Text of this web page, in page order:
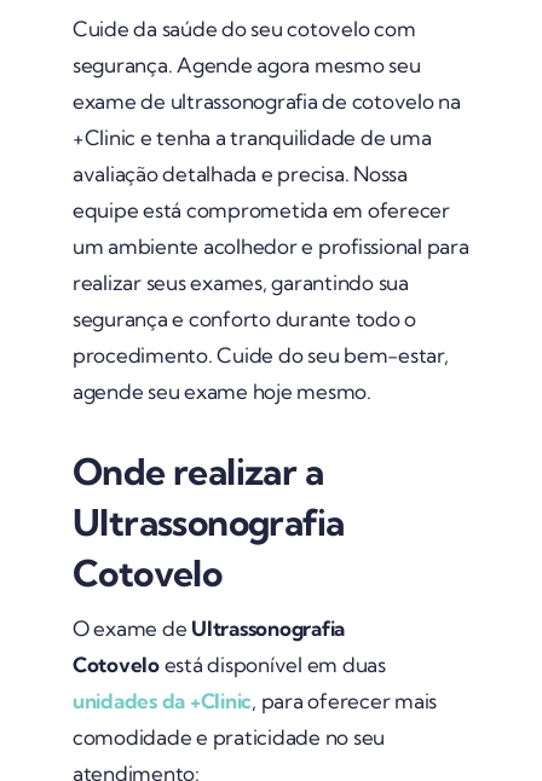
Cuide da saúde do seu cotovelo com
segurança. Agende agora mesmo seu
exame de ultrassonografia de cotovelo na
+Clinic e tenha a tranquilidade de uma
avaliação detalhada e precisa. Nossa
equipe está comprometida em oferecer
um ambiente acolhedor e profissional para
realizar seus exames, garantindo sua
segurança e conforto durante todo o
procedimento. Cuide do seu bem-estar,
agende seu exame hoje mesmo.
Onde realizar a
Ultrassonografia
Cotovelo
O exame de Ultrassonografia
Cotoveloestá disponível em duas
unidades da +Clinic, para oferecer mais
comodidade e praticidade no seu
atendimento: